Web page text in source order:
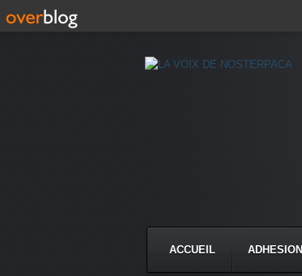
ACCUEIL ADHESION